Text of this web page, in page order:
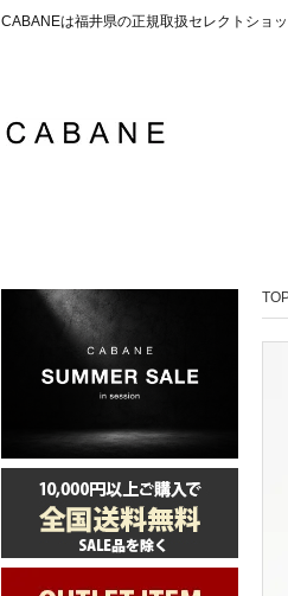
CABANEは福井県の正規取扱セレクトショ